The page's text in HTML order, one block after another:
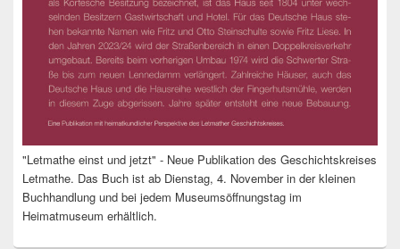
"Letmathe einst und jetzt" - Neue Publikation des Geschichtskreises
Letmathe. Das Buch ist ab Dienstag, 4. November in der kleinen
Buchhandlung und bei jedem Museumsöffnungstag im
Heimatmuseum erhältlich.